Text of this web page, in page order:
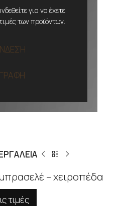
για να έχετε
των προϊόντων.
– χειροπέδα
τιμές